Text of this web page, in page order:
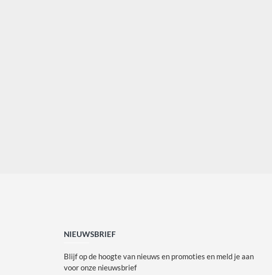
NIEUWSBRIEF
Blijf op de hoogte van nieuws en promoties en meld je aan
voor onze nieuwsbrief